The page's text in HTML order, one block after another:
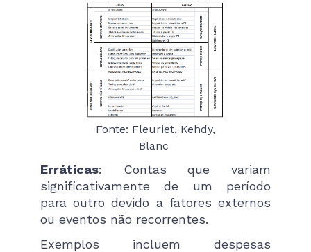
Fonte: Fleuriet, Kehdy,
Blanc
Erráticas: Contas que variam
significativamente de um período
para outro devido a fatores externos
ou eventos não recorrentes.
Exemplos incluem despesas